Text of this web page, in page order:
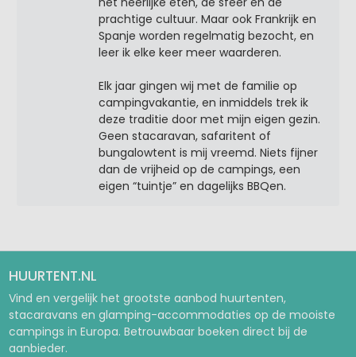
prachtige cultuur. Maar ook Frankrijk en
Spanje worden regelmatig bezocht, en
leer ik elke keer meer waarderen.
Elk jaar gingen wij met de familie op
campingvakantie, en inmiddels trek ik
deze traditie door met mijn eigen gezin.
Geen stacaravan, safaritent of
bungalowtent is mij vreemd. Niets fijner
dan de vrijheid op de campings, een
eigen “tuintje” en dagelijks BBQen.
HUURTENT.NL
Vind en vergelijk het grootste aanbod huurtenten,
stacaravans en glamping-accommodaties op de mooiste
campings in Europa. Betrouwbaar boeken direct bij de
aanbieder.